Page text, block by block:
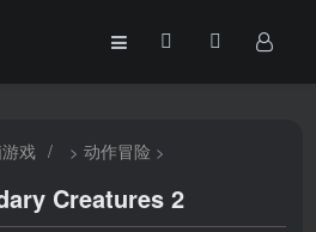
戏 / >动作冒险 >
Creatures 2